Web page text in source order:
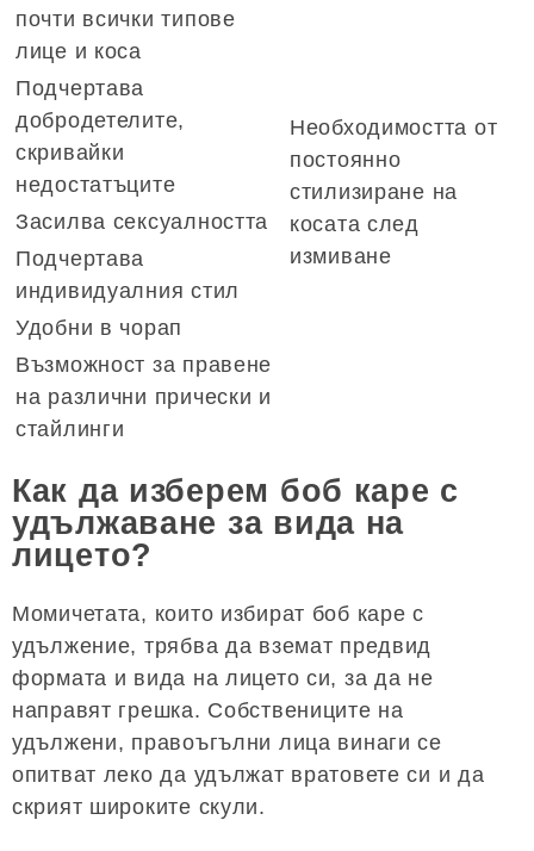
почти всички типове
лице и коса
Необходимостта от
постоянно
стилизиране на
косата след
измиване
Подчертава
добродетелите,
скривайки
недостатъците
Засилва сексуалността
Подчертава
индивидуалния стил
Удобни в чорап
Възможност за правене
на различни прически и
стайлинги
Как да изберем боб каре с
удължаване за вида на
лицето?
Момичетата, които избират боб каре с
удължение, трябва да вземат предвид
формата и вида на лицето си, за да не
направят грешка. Собствениците на
удължени, правоъгълни лица винаги се
опитват леко да удължат вратовете си и да
скрият широките скули.